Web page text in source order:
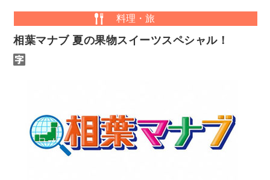
料理・旅
相葉マナブ 夏の果物スイーツスペシャル！